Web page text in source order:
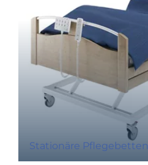
Stationäre Pflegebetten